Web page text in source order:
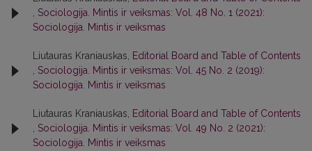
Sociologija. Mintis ir veiksmas: Vol. 48 No. 1 (2021):
Sociologija. Mintis ir veiksmas
Liutauras Kraniauskas,
Editorial Board and Table of Contents
Sociologija. Mintis ir veiksmas: Vol. 45 No. 2 (2019):
Sociologija. Mintis ir veiksmas
Liutauras Kraniauskas,
Editorial Board and Table of Contents
Sociologija. Mintis ir veiksmas: Vol. 49 No. 2 (2021):
Sociologija. Mintis ir veiksmas